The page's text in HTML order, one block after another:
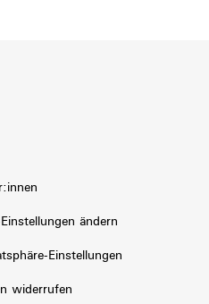
ändern
Einstellungen
widerrufen